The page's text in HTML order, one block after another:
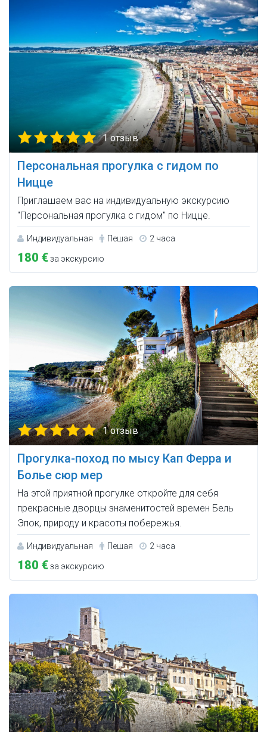
1 отзыв
Персональная прогулка с гидом по
Ницце
Приглашаем вас на индивидуальную экскурсию
"Персональная прогулка с гидом" по Ницце.
Индивидуальная Пешая 2 часа
180 €за экскурсию
1 отзыв
Прогулка-поход по мысу Кап Ферра и
Болье сюр мер
На этой приятной прогулке откройте для себя
прекрасные дворцы знаменитостей времен Бель
Эпок, природу и красоты побережья.
Индивидуальная Пешая 2 часа
180 €за экскурсию